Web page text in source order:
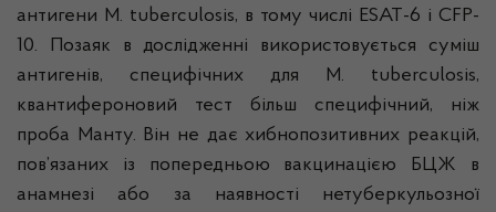
антигени M. tuberculosis, в тому числі ESAT-6 і CFP-
10. Позаяк в дослідженні використовується суміш
антигенів, специфічних для M. tuberculosis,
квантифероновий тест більш специфічний, ніж
проба Манту. Він не дає хибнопозитивних реакцій,
пов’язаних із попередньою вакцинацією БЦЖ в
анамнезі або за наявності нетуберкульозної